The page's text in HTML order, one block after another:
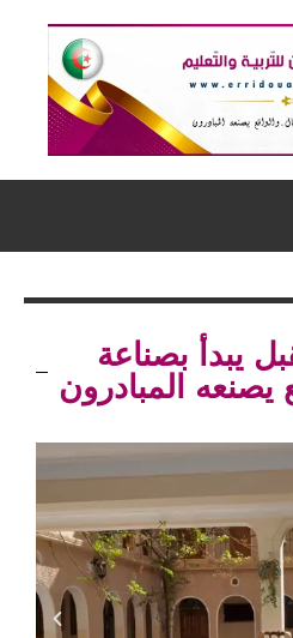
يبدأ بصناعة
يصنعه المبادرون